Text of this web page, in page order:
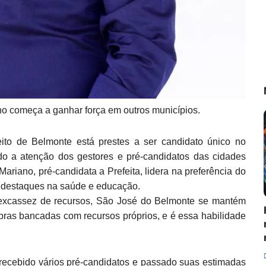
começa a ganhar força em outros municípios.
de Belmonte está prestes a ser candidato único no
a atenção dos gestores e pré-candidatos das cidades
pré-candidata a Prefeita, lidera na preferência do
na saúde e educação.
de recursos, São José do Belmonte se mantém
bancadas com recursos próprios, e é essa habilidade
vários pré-candidatos e passado suas estimadas